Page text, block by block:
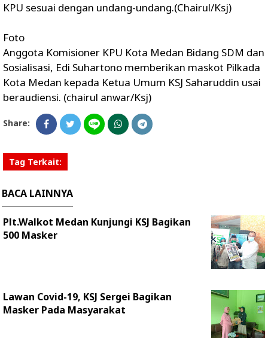
KPU sesuai dengan undang-undang.(Chairul/Ksj)
Foto
Anggota Komisioner KPU Kota Medan Bidang SDM dan
Sosialisasi, Edi Suhartono memberikan maskot Pilkada
Kota Medan kepada Ketua Umum KSJ Saharuddin usai
beraudiensi. (chairul anwar/Ksj)
Share:
Tag Terkait:
BACA LAINNYA
Plt.Walkot Medan Kunjungi KSJ Bagikan
500 Masker
Lawan Covid-19, KSJ Sergei Bagikan
Masker Pada Masyarakat